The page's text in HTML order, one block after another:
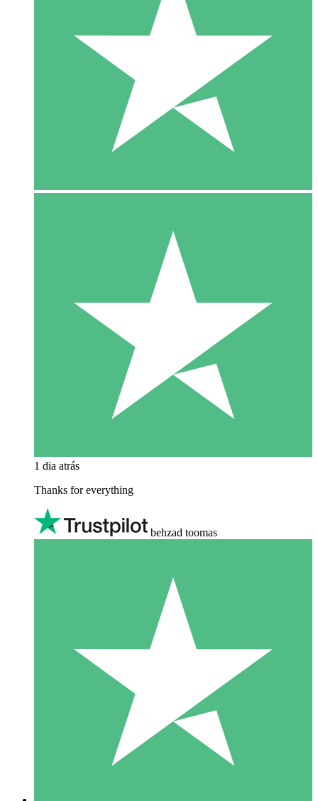
1 dia atrás
Thanks for everything
behzad toomas